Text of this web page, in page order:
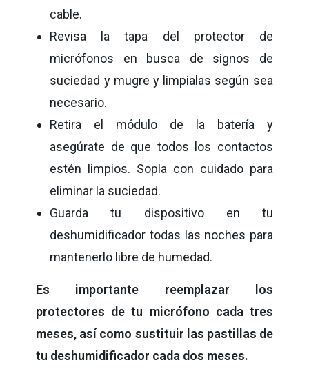
cable.
Revisa la tapa del protector de
micrófonos en busca de signos de
suciedad y mugre y limpialas según sea
necesario.
Retira el módulo de la batería y
asegúrate de que todos los contactos
estén limpios. Sopla con cuidado para
eliminar la suciedad.
Guarda tu dispositivo en tu
deshumidificador todas las noches para
mantenerlo libre de humedad.
Es importante reemplazar los
protectores de tu micrófono cada tres
meses, así como sustituir las pastillas de
tu deshumidificador cada dos meses.